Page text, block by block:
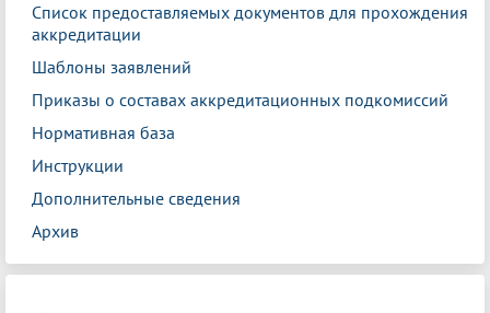
Список предоставляемых документов для прохождения
аккредитации
Шаблоны заявлений
Приказы о составах аккредитационных подкомиссий
Нормативная база
Инструкции
Дополнительные сведения
Архив